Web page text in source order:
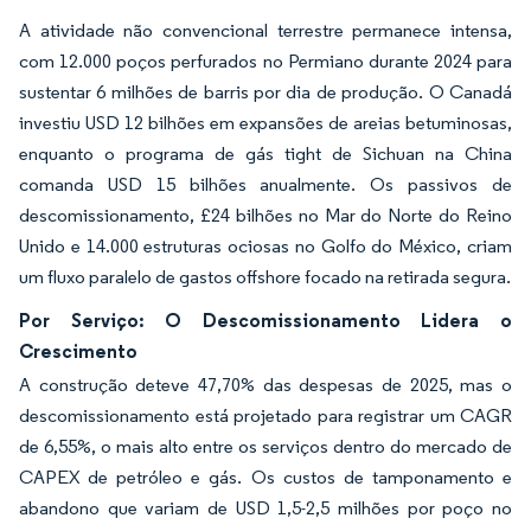
A atividade não convencional terrestre permanece intensa,
com 12.000 poços perfurados no Permiano durante 2024 para
sustentar 6 milhões de barris por dia de produção. O Canadá
investiu USD 12 bilhões em expansões de areias betuminosas,
enquanto o programa de gás tight de Sichuan na China
comanda USD 15 bilhões anualmente. Os passivos de
descomissionamento, £24 bilhões no Mar do Norte do Reino
Unido e 14.000 estruturas ociosas no Golfo do México, criam
um fluxo paralelo de gastos offshore focado na retirada segura.
Por Serviço: O Descomissionamento Lidera o
Crescimento
A construção deteve 47,70% das despesas de 2025, mas o
descomissionamento está projetado para registrar um CAGR
de 6,55%, o mais alto entre os serviços dentro do mercado de
CAPEX de petróleo e gás. Os custos de tamponamento e
abandono que variam de USD 1,5-2,5 milhões por poço no